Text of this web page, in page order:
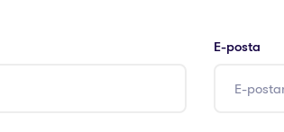
E-posta